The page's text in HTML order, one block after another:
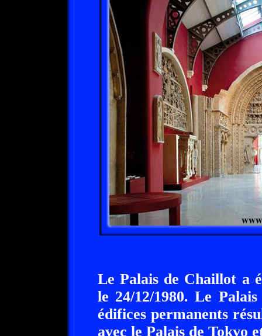
Le Palais de Chaillot a
le 24/12/1980. Le
édifices permanents
avec le Palais de Tokyo